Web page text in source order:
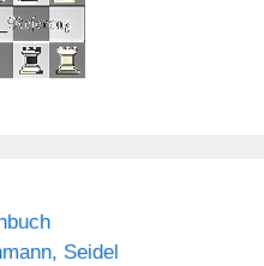
Seidel